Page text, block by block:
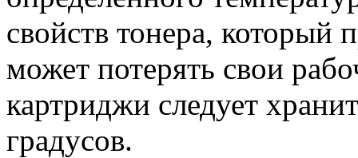
свойств тонера, который
может потерять свои
картриджи следует
градусов.